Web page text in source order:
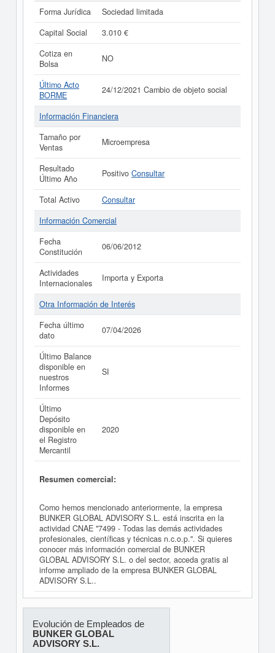
Forma Jurídica
Sociedad limitada
Capital Social
3.010 €
Cotiza en
Bolsa
NO
Último Acto
BORME
24/12/2021 Cambio de objeto social
Información Financiera
Tamaño por
Ventas
Microempresa
Resultado
Último Año
Positivo Consultar
Total Activo
Consultar
Información Comercial
Fecha
Constitución
06/06/2012
Actividades
Internacionales
Importa y Exporta
Otra Información de Interés
Fecha último
dato
07/04/2026
Último Balance
disponible en
nuestros
Informes
SI
Último
Depósito
disponible en
el Registro
Mercantil
2020
Resumen comercial:
Como hemos mencionado anteriormente, la empresa
BUNKER GLOBAL ADVISORY S.L. está inscrita en la
actividad CNAE "7499 - Todas las demás actividades
profesionales, científicas y técnicas n.c.o.p.". Si quieres
conocer más información comercial de BUNKER
GLOBAL ADVISORY S.L. o del sector, acceda gratis al
informe ampliado de la empresa BUNKER GLOBAL
ADVISORY S.L..
Evolución de Empleados de
BUNKER GLOBAL
ADVISORY S.L.